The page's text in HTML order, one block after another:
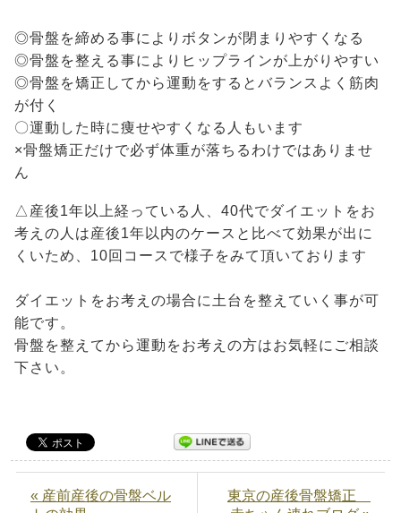
◎骨盤を締める事によりボタンが閉まりやすくなる
◎骨盤を整える事によりヒップラインが上がりやすい
◎骨盤を矯正してから運動をするとバランスよく筋肉
が付く
〇運動した時に痩せやすくなる人もいます
×骨盤矯正だけで必ず体重が落ちるわけではありませ
ん
△産後1年以上経っている人、40代でダイエットをお
考えの人は産後1年以内のケースと比べて効果が出に
くいため、10回コースで様子をみて頂いております
ダイエットをお考えの場合に土台を整えていく事が可
能です。
骨盤を整えてから運動をお考えの方はお気軽にご相談
下さい。
« 産前産後の骨盤ベル
東京の産後骨盤矯正